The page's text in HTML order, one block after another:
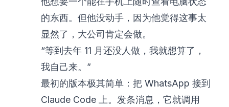
的东西。但他没动手，因为他觉得这事太
显然了，大公司肯定会做。
“等到去年 11 月还没人做，我就想算了，
我自己来。”
最初的版本极其简单：把 WhatsApp 接到
Claude Code 上。发条消息，它就调用